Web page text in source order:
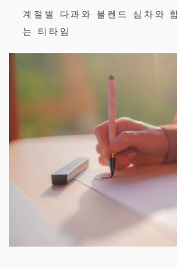
계절별 다과와 블렌드 심차와
는 티타임